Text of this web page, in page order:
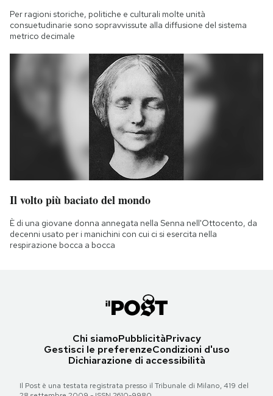
Per ragioni storiche, politiche e culturali molte unità
consuetudinarie sono sopravvissute alla diffusione del sistema
metrico decimale
Il volto più baciato del mondo
È di una giovane donna annegata nella Senna nell'Ottocento, da
decenni usato per i manichini con cui ci si esercita nella
respirazione bocca a bocca
Chi siamoPubblicitàPrivacy
Gestisci le preferenzeCondizioni d'uso
Dichiarazione di accessibilità
Il Post è una testata registrata presso il Tribunale di Milano, 419 del